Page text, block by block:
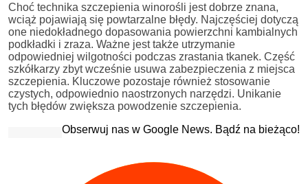
Choć technika szczepienia winorośli jest dobrze znana,
wciąż pojawiają się powtarzalne błędy. Najczęściej dotyczą
one niedokładnego dopasowania powierzchni kambialnych
podkładki i zraza. Ważne jest także utrzymanie
odpowiedniej wilgotności podczas zrastania tkanek. Część
szkółkarzy zbyt wcześnie usuwa zabezpieczenia z miejsca
szczepienia. Kluczowe pozostaje również stosowanie
czystych, odpowiednio naostrzonych narzędzi. Unikanie
tych błędów zwiększa powodzenie szczepienia.
Obserwuj nas w Google News. Bądź na bieżąco!